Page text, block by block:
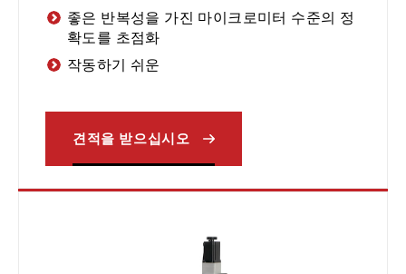
좋은 반복성을 가진 마이크로미터 수준의 정
확도를 초점화
작동하기 쉬운
견적을 받으십시오